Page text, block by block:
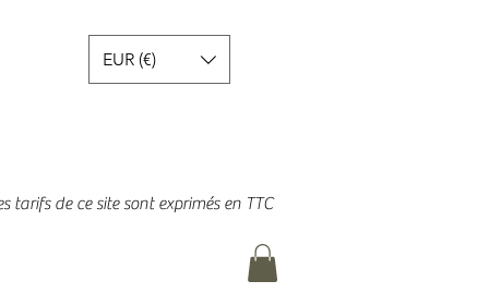
EUR (€)
tarifs de ce site sont exprimés en TTC